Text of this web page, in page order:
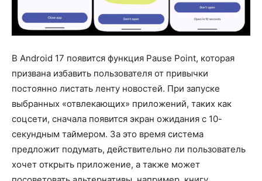
В Android 17 появится функция Pause Point, которая
призвана избавить пользователя от привычки
постоянно листать ленту новостей. При запуске
выбранных «отвлекающих» приложений, таких как
соцсети, сначала появится экран ожидания с 10-
секундным таймером. За это время система
предложит подумать, действительно ли пользователь
хочет открыть приложение, а также может